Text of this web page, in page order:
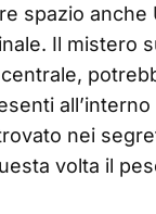
spazio
Il mistero
nei
volta il